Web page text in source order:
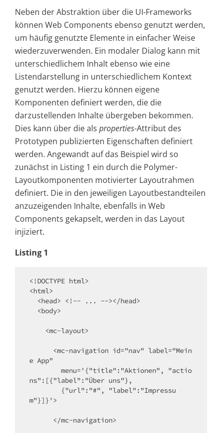
Neben der Abstraktion über die UI-Frameworks
können Web Components ebenso genutzt werden,
um häufig genutzte Elemente in einfacher Weise
wiederzuverwenden. Ein modaler Dialog kann mit
unterschiedlichem Inhalt ebenso wie eine
Listendarstellung in unterschiedlichem Kontext
genutzt werden. Hierzu können eigene
Komponenten definiert werden, die die
darzustellenden Inhalte übergeben bekommen.
Dies kann über die als properties-Attribut des
Prototypen publizierten Eigenschaften definiert
werden. Angewandt auf das Beispiel wird so
zunächst in Listing 1 ein durch die Polymer-
Layoutkomponenten motivierter Layoutrahmen
definiert. Die in den jeweiligen Layoutbestandteilen
anzuzeigenden Inhalte, ebenfalls in Web
Components gekapselt, werden in das Layout
injiziert.
Listing 1
<!DOCTYPE html>
<html>
e App"
ns":[{"label":"Über uns"},
m"}]}'>